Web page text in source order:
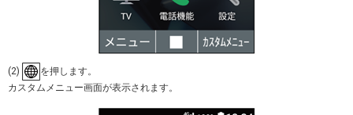
(2)
を押します。
カスタムメニュー画面が表示されます。